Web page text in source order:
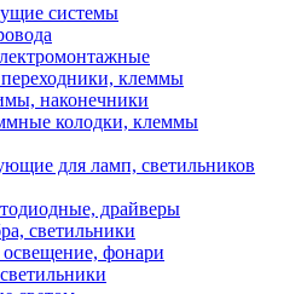
системы
клеммы
наконечники
колодки, клеммы
для ламп, светильников
драйверы
светильники
фонари